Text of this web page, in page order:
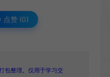
点赞 (0)
包整理。仅用于学习交